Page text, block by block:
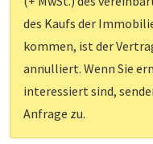
des Kaufs der
kommen, ist der
annulliert. Wenn Sie
interessiert sind,
Anfrage zu.